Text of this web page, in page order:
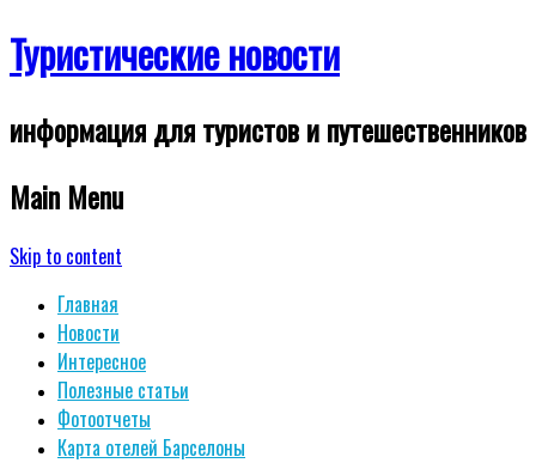
Туристические новости
информация для туристов и путешественников
Main Menu
Skip to content
Главная
Новости
Интересное
Полезные статьи
Фотоотчеты
Карта отелей Барселоны